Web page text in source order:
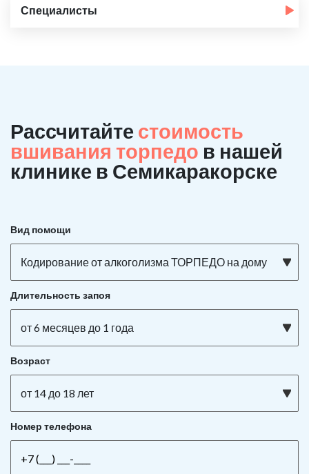
Специалисты
Рассчитайте стоимость
вшивания торпедо в нашей
клинике в Семикаракорске
Вид помощи
Кодирование от алкоголизма ТОРПЕДО на дому
Длительность запоя
от 6 месяцев до 1 года
Возраст
от 14 до 18 лет
Номер телефона